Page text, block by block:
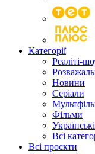
Категорії
Реаліті-
Новини
Серіали
Фільми
Всі
Всі проєкти